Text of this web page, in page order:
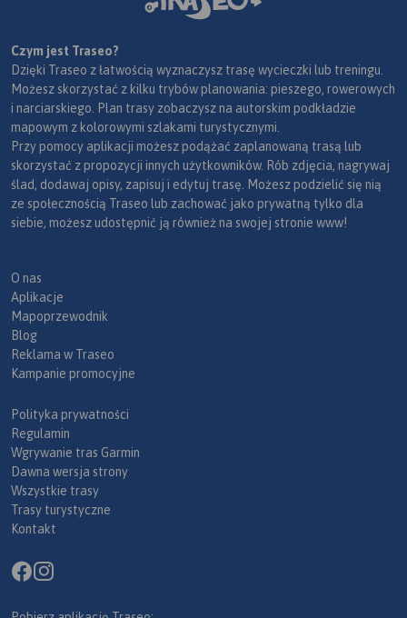
Czym jest Traseo?
Dzięki Traseo z łatwością wyznaczysz trasę wycieczki lub treningu.
Możesz skorzystać z kilku trybów planowania: pieszego, rowerowych
i narciarskiego. Plan trasy zobaczysz na autorskim podkładzie
mapowym z kolorowymi szlakami turystycznymi.
Przy pomocy aplikacji możesz podążać zaplanowaną trasą lub
skorzystać z propozycji innych użytkowników. Rób zdjęcia, nagrywaj
ślad, dodawaj opisy, zapisuj i edytuj trasę. Możesz podzielić się nią
ze społecznością Traseo lub zachować jako prywatną tylko dla
siebie, możesz udostępnić ją również na swojej stronie www!
O nas
Aplikacje
Mapoprzewodnik
Blog
Reklama w Traseo
Kampanie promocyjne
Polityka prywatności
Regulamin
Wgrywanie tras Garmin
Dawna wersja strony
Wszystkie trasy
Trasy turystyczne
Kontakt